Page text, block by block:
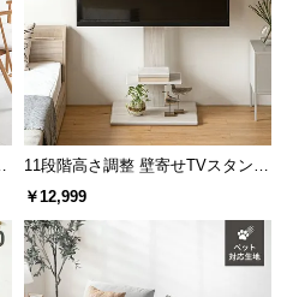
11段階高さ調整 壁寄せTVスタンド
キャスター付き 上下左右角度調節
￥12,999